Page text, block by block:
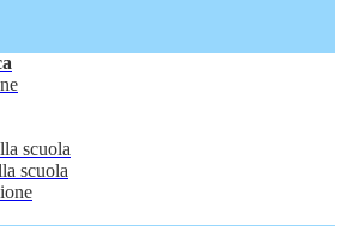
scuola
scuola